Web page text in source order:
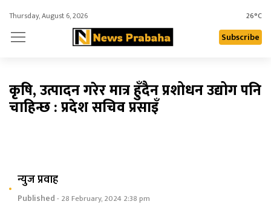
Thursday, August 6, 2026 26°C
Subscribe
कृषि, उत्पादन गरेर मात्र हुँदैन प्रशोधन उद्योग पनि
चाहिन्छ : प्रदेश सचिव प्रसाइँ
न्युज प्रवाह
Published- 28 February, 2024 2:38 pm